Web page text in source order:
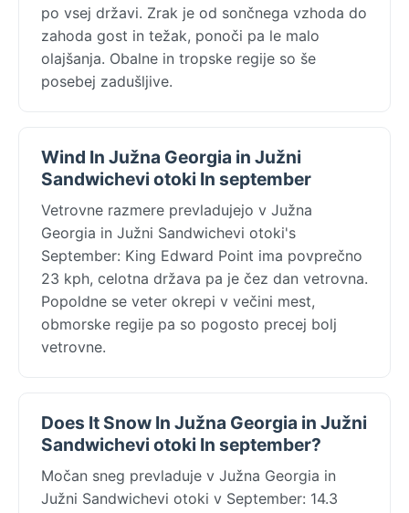
po vsej državi. Zrak je od sončnega vzhoda do
zahoda gost in težak, ponoči pa le malo
olajšanja. Obalne in tropske regije so še
posebej zadušljive.
Wind In Južna Georgia in Južni
Sandwichevi otoki In september
Vetrovne razmere prevladujejo v Južna
Georgia in Južni Sandwichevi otoki's
September: King Edward Point ima povprečno
23 kph, celotna država pa je čez dan vetrovna.
Popoldne se veter okrepi v večini mest,
obmorske regije pa so pogosto precej bolj
vetrovne.
Does It Snow In Južna Georgia in Južni
Sandwichevi otoki In september?
Močan sneg prevladuje v Južna Georgia in
Južni Sandwichevi otoki v September: 14.3